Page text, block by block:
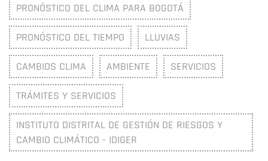
PRONÓSTICO DEL CLIMA PARA BOGOTÁ
PRONÓSTICO DEL TIEMPO LLUVIAS
CAMBIOS CLIMA AMBIENTE SERVICIOS
TRÁMITES Y SERVICIOS
INSTITUTO DISTRITAL DE GESTIÓN DE RIESGOS Y
CAMBIO CLIMÁTICO - IDIGER